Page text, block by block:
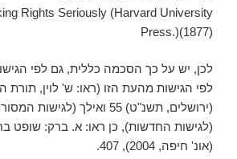
Rights Seriously (Harvard University
Press.)(1877)
לכן, יש על כך הסכמה כללית, גם לפי
לפי הגישות מהעת הזו (ראו: ש' לוין, תורת
(לגישות החדשות), כן ראו: א. ברק: שופט
(אונ' חיפה, 2004), 407.